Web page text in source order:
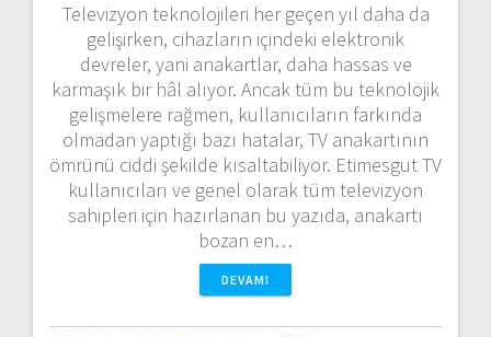
Televizyon teknolojileri her geçen yıl daha da
gelişirken, cihazların içindeki elektronik
devreler, yani anakartlar, daha hassas ve
karmaşık bir hâl alıyor. Ancak tüm bu teknolojik
gelişmelere rağmen, kullanıcıların farkında
olmadan yaptığı bazı hatalar, TV anakartının
ömrünü ciddi şekilde kısaltabiliyor. Etimesgut TV
kullanıcıları ve genel olarak tüm televizyon
sahipleri için hazırlanan bu yazıda, anakartı
bozan en…
DEVAMI